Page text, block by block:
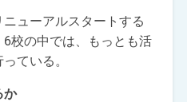
ューアルスタートする
6校の中では、もっとも活
ている。
か